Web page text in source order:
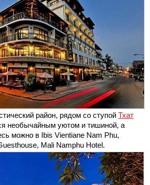
район, рядом со ступой Тхат
необычайным уютом и тишиной, а
можно в Ibis Vientiane Nam Phu,
Mali Namphu Hotel.